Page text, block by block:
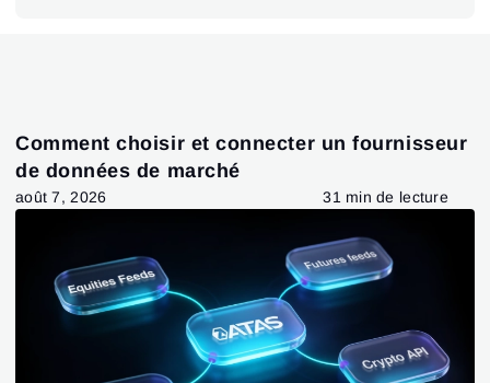
Comment choisir et connecter un fournisseur
de données de marché
août 7, 2026 31 min de lecture